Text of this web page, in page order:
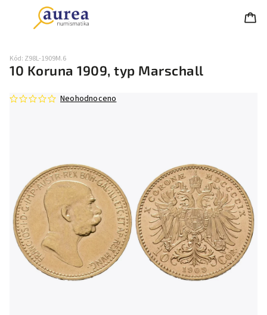
10 Koruna 1909, typ Marschall
Kód: Z98L-1909M.6
Neohodnoceno